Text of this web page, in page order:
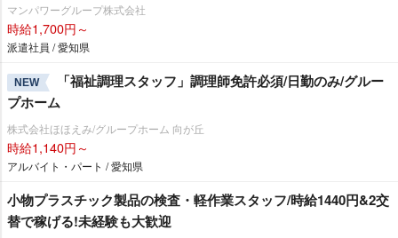
マンパワーグループ株式会社
時給1,700円～
派遣社員 / 愛知県
NEW
「福祉調理スタッフ」調理師免許必須/日勤のみ/グルー
プホーム
株式会社ほほえみ/グループホーム 向が丘
時給1,140円～
アルバイト・パート / 愛知県
小物プラスチック製品の検査・軽作業スタッフ/時給1440円&2交
替で稼げる!未経験も大歓迎